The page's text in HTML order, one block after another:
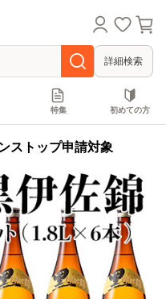
詳細検索
特集 初めての方
ストップ申請対象